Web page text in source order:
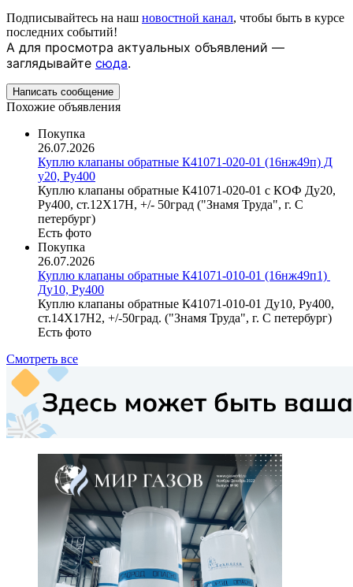
Подписывайтесь на наш новостной канал, чтобы быть в курсе
последних событий!
А для просмотра актуальных объявлений —
заглядывайте сюда.
Написать сообщение
Похожие объявления
Покупка
26.07.2026
Куплю клапаны обратные К​41071-020-01 (16нж49п) Д​
у20, Ру400
Куплю клапаны обратные К41071-020-01 с КОФ Ду20,
Ру400, ст.12Х17Н, +/- 50град ("Знамя Труда", г. С
петербург)
Есть фото
Покупка
26.07.2026
Куплю клапаны обратные К​41071-010-01 (16нж49п1) ​
Ду10, Ру400
Куплю клапаны обратные К41071-010-01 Ду10, Ру400,
ст.14Х17Н2, +/-50град. ("Знамя Труда", г. С петербург)
Есть фото
Смотреть все